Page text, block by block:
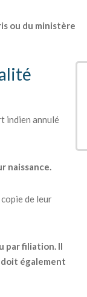
ou du ministère
indien annulé
naissance.
de leur
par filiation. Il
également